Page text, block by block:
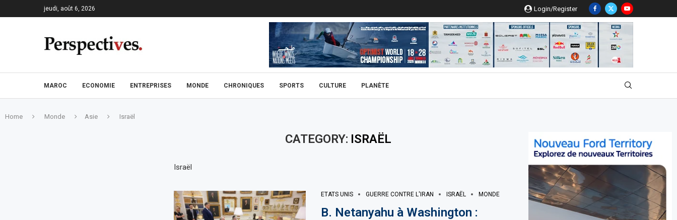
jeudi, août 6, 2026 Login/Register
MAROC ECONOMIE ENTREPRISES MONDE CHRONIQUES SPORTS CULTURE PLANÈTE
Home Monde Asie Israël
CATEGORY: ISRAËL
Israël
ETATS UNIS GUERRE CONTRE L'IRAN ISRAËL MONDE
B. Netanyahu à Washington :